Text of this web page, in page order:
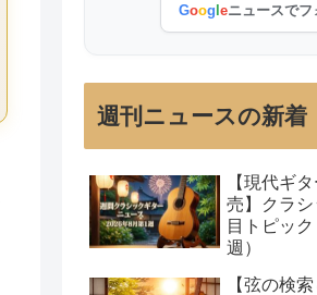
Goog eニュースでフ
週刊ニュースの新着
【現代ギ
売】クラ
目トピッ
週）
【弦の検